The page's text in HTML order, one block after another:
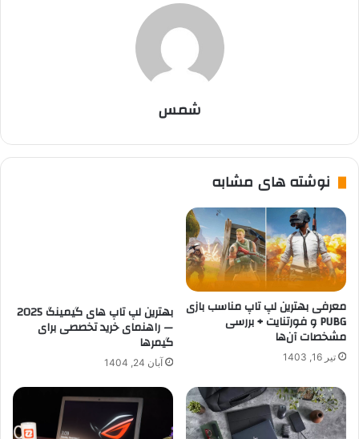
شمس
نوشته های مشابه
معرفی بهترین لپ تاپ مناسب بازی
PUBG و فورتنایت + بررسی
مشخصات آن‌ها
تیر 16, 1403
بهترین لپ تاپ های گیمینگ 2025
— راهنمای خرید تخصصی برای
گیمرها
آبان 24, 1404